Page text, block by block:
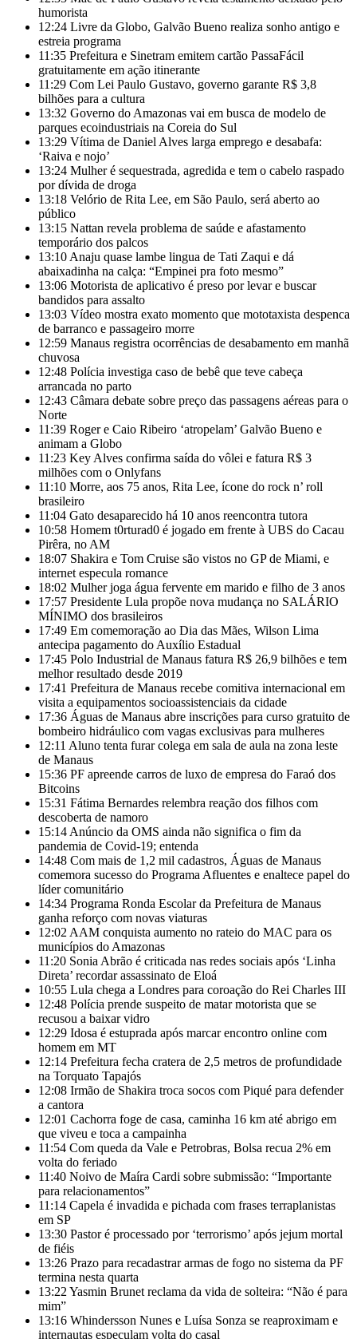
humorista
12:24 Livre da Globo, Galvão Bueno realiza sonho antigo e
estreia programa
11:35 Prefeitura e Sinetram emitem cartão PassaFácil
gratuitamente em ação itinerante
11:29 Com Lei Paulo Gustavo, governo garante R$ 3,8
bilhões para a cultura
13:32 Governo do Amazonas vai em busca de modelo de
parques ecoindustriais na Coreia do Sul
13:29 Vítima de Daniel Alves larga emprego e desabafa:
‘Raiva e nojo’
13:24 Mulher é sequestrada, agredida e tem o cabelo raspado
por dívida de droga
13:18 Velório de Rita Lee, em São Paulo, será aberto ao
público
13:15 Nattan revela problema de saúde e afastamento
temporário dos palcos
13:10 Anaju quase lambe lingua de Tati Zaqui e dá
abaixadinha na calça: “Empinei pra foto mesmo”
13:06 Motorista de aplicativo é preso por levar e buscar
bandidos para assalto
13:03 Vídeo mostra exato momento que mototaxista despenca
de barranco e passageiro morre
12:59 Manaus registra ocorrências de desabamento em manhã
chuvosa
12:48 Polícia investiga caso de bebê que teve cabeça
arrancada no parto
12:43 Câmara debate sobre preço das passagens aéreas para o
Norte
11:39 Roger e Caio Ribeiro ‘atropelam’ Galvão Bueno e
animam a Globo
11:23 Key Alves confirma saída do vôlei e fatura R$ 3
milhões com o Onlyfans
11:10 Morre, aos 75 anos, Rita Lee, ícone do rock n’ roll
brasileiro
11:04 Gato desaparecido há 10 anos reencontra tutora
10:58 Homem t0rturad0 é jogado em frente à UBS do Cacau
Pirêra, no AM
18:07 Shakira e Tom Cruise são vistos no GP de Miami, e
internet especula romance
18:02 Mulher joga água fervente em marido e filho de 3 anos
17:57 Presidente Lula propõe nova mudança no SALÁRIO
MÍNIMO dos brasileiros
17:49 Em comemoração ao Dia das Mães, Wilson Lima
antecipa pagamento do Auxílio Estadual
17:45 Polo Industrial de Manaus fatura R$ 26,9 bilhões e tem
melhor resultado desde 2019
17:41 Prefeitura de Manaus recebe comitiva internacional em
visita a equipamentos socioassistenciais da cidade
17:36 Águas de Manaus abre inscrições para curso gratuito de
bombeiro hidráulico com vagas exclusivas para mulheres
12:11 Aluno tenta furar colega em sala de aula na zona leste
de Manaus
15:36 PF apreende carros de luxo de empresa do Faraó dos
Bitcoins
15:31 Fátima Bernardes relembra reação dos filhos com
descoberta de namoro
15:14 Anúncio da OMS ainda não significa o fim da
pandemia de Covid-19; entenda
14:48 Com mais de 1,2 mil cadastros, Águas de Manaus
comemora sucesso do Programa Afluentes e enaltece papel do
líder comunitário
14:34 Programa Ronda Escolar da Prefeitura de Manaus
ganha reforço com novas viaturas
12:02 AAM conquista aumento no rateio do MAC para os
municípios do Amazonas
11:20 Sonia Abrão é criticada nas redes sociais após ‘Linha
Direta’ recordar assassinato de Eloá
10:55 Lula chega a Londres para coroação do Rei Charles III
12:48 Polícia prende suspeito de matar motorista que se
recusou a baixar vidro
12:29 Idosa é estuprada após marcar encontro online com
homem em MT
12:14 Prefeitura fecha cratera de 2,5 metros de profundidade
na Torquato Tapajós
12:08 Irmão de Shakira troca socos com Piqué para defender
a cantora
12:01 Cachorra foge de casa, caminha 16 km até abrigo em
que viveu e toca a campainha
11:54 Com queda da Vale e Petrobras, Bolsa recua 2% em
volta do feriado
11:40 Noivo de Maíra Cardi sobre submissão: “Importante
para relacionamentos”
11:14 Capela é invadida e pichada com frases terraplanistas
em SP
13:30 Pastor é processado por ‘terrorismo’ após jejum mortal
de fiéis
13:26 Prazo para recadastrar armas de fogo no sistema da PF
termina nesta quarta
13:22 Yasmin Brunet reclama da vida de solteira: “Não é para
mim”
13:16 Whindersson Nunes e Luísa Sonza se reaproximam e
internautas especulam volta do casal